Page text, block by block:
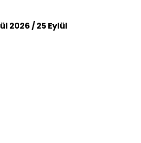
2026 / 25 Eylül